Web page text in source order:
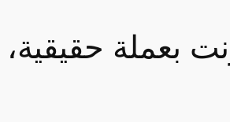
بعملة